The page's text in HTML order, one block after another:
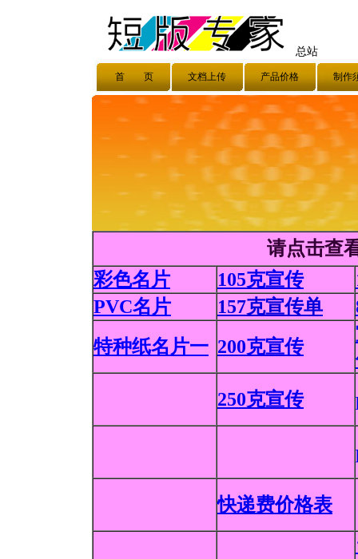
总站
首 页 文档上传 产品价格 制作
请点击查
彩色名片
105克宣传
PVC名片
157克宣传单
特种纸名片一 200克宣传
250克宣传
快递费价格表